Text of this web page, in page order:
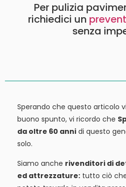
Per pulizia
richiedici un
senza
Sperando che questo articolo
buono spunto, vi ricordo che
da oltre 60 anni di questo
solo.
Siamo anche rivenditori di
ed attrezzature: tutto ciò